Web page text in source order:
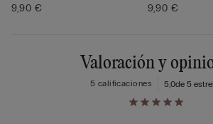
t...
9,90 €
9,90 €
Valoración y
5,0de 5
5 calificaciones